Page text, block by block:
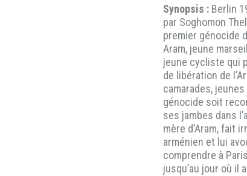
Synopsis : Berlin
par Soghomon
premier génocide
Aram, jeune
jeune cycliste qui
de libération de
camarades,
génocide soit
ses jambes dans
mère d’Aram, fait
arménien et lui
comprendre à
jusqu’au jour où